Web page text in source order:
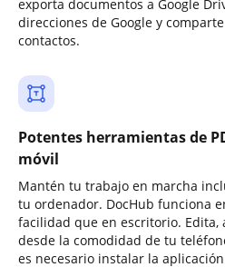
exporta documentos a Google
direcciones de Google y
contactos.
Potentes herramientas de
móvil
Mantén tu trabajo en marcha
tu ordenador. DocHub funciona
facilidad que en escritorio. Edita,
desde la comodidad de tu
es necesario instalar la